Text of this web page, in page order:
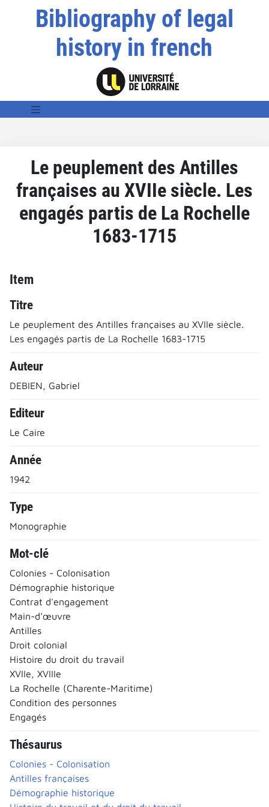
Bibliography of legal
history in french
Le peuplement des Antilles
françaises au XVIIe siècle. Les
engagés partis de La Rochelle
1683-1715
Item
Titre
Le peuplement des Antilles françaises au XVIIe siècle.
Les engagés partis de La Rochelle 1683-1715
Auteur
DEBIEN, Gabriel
Editeur
Le Caire
Année
1942
Type
Monographie
Mot-clé
Colonies - Colonisation
Démographie historique
Contrat d'engagement
Main-d'œuvre
Antilles
Droit colonial
Histoire du droit du travail
XVIIe, XVIIIe
La Rochelle (Charente-Maritime)
Condition des personnes
Engagés
Thésaurus
Colonies - Colonisation
Antilles françaises
Démographie historique